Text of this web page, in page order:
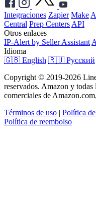
Integraciones Zapier Make
Central Prep Centers API
Otros enlaces
IP-Alert by Seller Assistant
Idioma
🇬🇧 English 🇷🇺 Русский
Copyright © 2019-2026
reservados. Amazon y todas
comerciales de
Términos de uso | Política
Política de reembolso